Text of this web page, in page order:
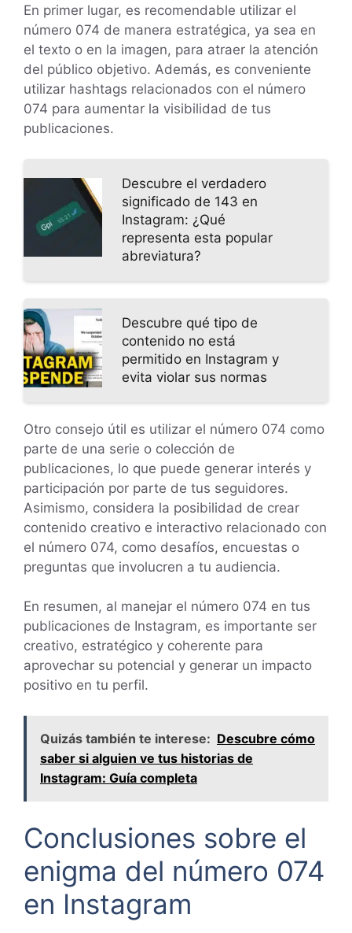
En primer lugar, es recomendable utilizar el
número 074 de manera estratégica, ya sea en
el texto o en la imagen, para atraer la atención
del público objetivo. Además, es conveniente
utilizar hashtags relacionados con el número
074 para aumentar la visibilidad de tus
publicaciones.
Descubre el verdadero
significado de 143 en
Instagram: ¿Qué
representa esta popular
abreviatura?
Descubre qué tipo de
contenido no está
permitido en Instagram y
evita violar sus normas
Otro consejo útil es utilizar el número 074 como
parte de una serie o colección de
publicaciones, lo que puede generar interés y
participación por parte de tus seguidores.
Asimismo, considera la posibilidad de crear
contenido creativo e interactivo relacionado con
el número 074, como desafíos, encuestas o
preguntas que involucren a tu audiencia.
En resumen, al manejar el número 074 en tus
publicaciones de Instagram, es importante ser
creativo, estratégico y coherente para
aprovechar su potencial y generar un impacto
positivo en tu perfil.
Quizás también te interese: Descubre cómo
saber si alguien ve tus historias de
Instagram: Guía completa
Conclusiones sobre el
enigma del número 074
en Instagram